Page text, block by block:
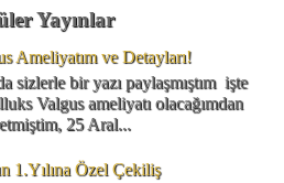
Yayınlar
Ameliyatım ve Detayları!
sizlerle bir yazı paylaşmıştım işte
Valgus ameliyatı olacağımdan
25 Aral...
1.Yılına Özel Çekiliş